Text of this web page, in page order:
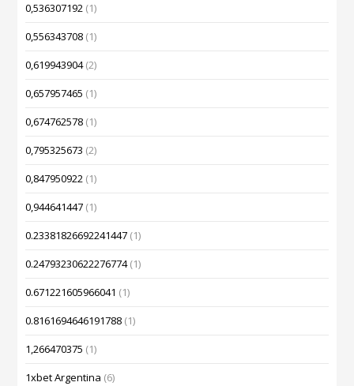
0,536307192 (1)
0,556343708 (1)
0,619943904(2)
0,657957465 (1)
0,674762578 (1)
0,795325673 (2)
0,847950922 (1)
0,944641447 (1)
0.23381826692241447 (1)
0.24793230622276774(1)
0.671221605966041 (1)
0.8161694646191788 (1)
1,266470375 (1)
1xbet Argentina (6)